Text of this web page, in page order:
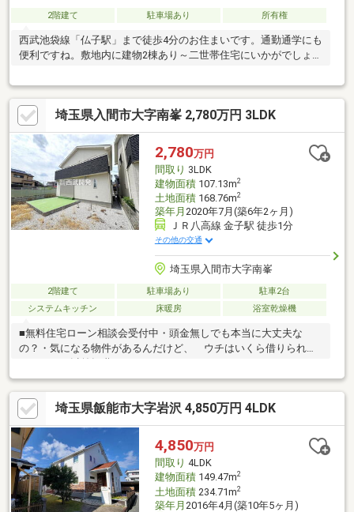
2階建て 駐車場あり 所有権
西武池袋線「仏子駅」まで徒歩4分のお住まいです。通勤通学にも
便利ですね。敷地内に建物2棟あり～二世帯住宅にいかがでしょう
埼玉県入間市大字南峯 2,780万円 3LDK
2,780万円
間取り 3LDK
建物面積107.13m2
土地面積168.76m2
築年月 2020年7月(築6年2ヶ月)
ＪＲ八高線 金子駅 徒歩1分
その他の交通
埼玉県入間市大字南峯
2階建て 駐車場あり
駐車2台
システムキッチン
床暖房 浴室乾燥機
■無料住宅ローン相談会受付中・頭金無しでも本当に大丈夫な
の？・気になる物件があるんだけど、 ウチはいくら借りられる
て？変動金利って？・個人で事業をしているんだけど・・資金計
画で成功する住宅ローンのことを経験豊富なスタッフが丁寧にご
説明いたします。◆見学予約はフリーダイヤル0120-974-443まで
（スマートフォンの方は青の「電話マーク」をクリック）◆まず
は資料が欲しい方はオレンジの「資料請求する（無料）」ボタン
をクリック
埼玉県飯能市大字岩沢 4,850万円 4LDK
4,850万円
間取り 4LDK
建物面積149.47m2
土地面積234.71m2
築年月 2016年4月(築10年5ヶ月)